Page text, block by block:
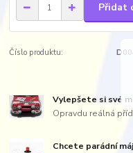
Přidat
Číslo produktu:
Vylepšete si své
Opravdu reálná
Chcete parádní